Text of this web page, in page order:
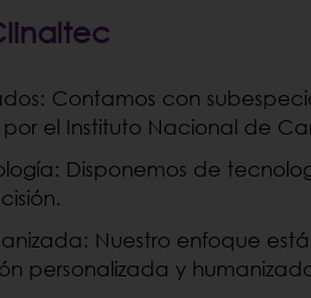
Contamos con
el Instituto Nacional de
Disponemos de
Nuestro enfoque
personalizada y